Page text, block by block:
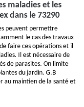
maladies et les
dans le 73290
peuvent permettre
le cas des travaux
faire ces opérations et il
Il est nécessaire de
de parasites. On limite
du jardin. G.B
au maintien de la santé et